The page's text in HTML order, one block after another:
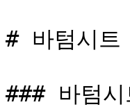
# 바텀시
### 바텀시